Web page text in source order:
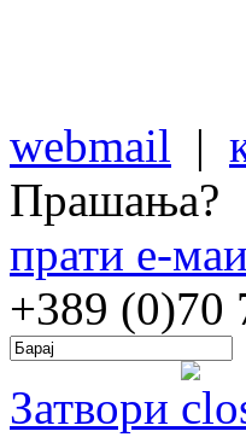
webmail |
Прашања?
прати е-
+389 (0)70
Затвори